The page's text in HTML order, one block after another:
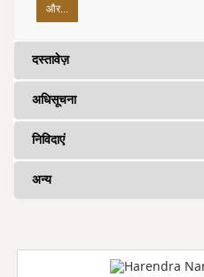
और...
दस्तावेज़
अधिसूचना
निविदाएं
अन्य